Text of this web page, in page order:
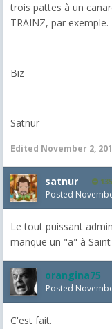
trois pattes à un
TRAINZ, par exemple.
Biz
Satnur
Edited November 2,
satnur 135
Posted
Le tout puissant
manque un "a" à Saint
orangina75
Posted
C'est fait.